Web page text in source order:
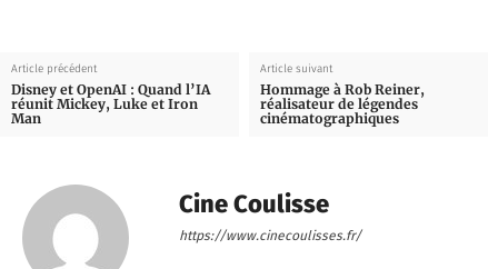
Article précédent
Disney et OpenAI : Quand l’IA
réunit Mickey, Luke et Iron
Man
Article suivant
Hommage à Rob Reiner,
réalisateur de légendes
cinématographiques
Cine Coulisse
https://www.cinecoulisses.fr/